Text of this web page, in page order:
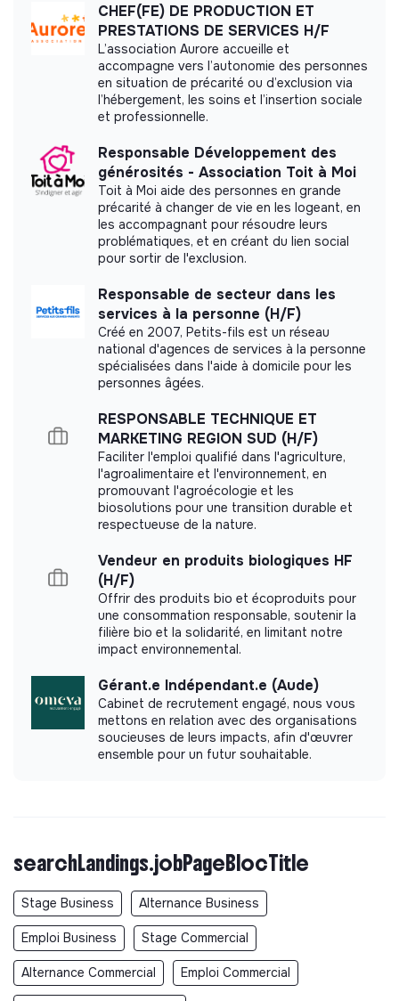
Labels and certifications
Accompagné par Antropia ESSEC
Documents
Did not yet add a transparency document.
CHEF(FE) DE PRODUCTION ET
PRESTATIONS DE SERVICES H/F
L’association Aurore accueille et
accompagne vers l’autonomie des personnes
en situation de précarité ou d’exclusion via
l’hébergement, les soins et l’insertion sociale
et professionnelle.
Responsable Développement des
générosités - Association Toit à Moi
Toit à Moi aide des personnes en grande
précarité à changer de vie en les logeant, en
les accompagnant pour résoudre leurs
problématiques, et en créant du lien social
pour sortir de l'exclusion.
Responsable de secteur dans les
services à la personne (H/F)
Créé en 2007, Petits-fils est un réseau
national d'agences de services à la personne
spécialisées dans l'aide à domicile pour les
personnes âgées.
RESPONSABLE TECHNIQUE ET
MARKETING REGION SUD (H/F)
Faciliter l'emploi qualifié dans l'agriculture,
l'agroalimentaire et l'environnement, en
promouvant l'agroécologie et les
biosolutions pour une transition durable et
respectueuse de la nature.
Vendeur en produits biologiques HF
(H/F)
Offrir des produits bio et écoproduits pour
une consommation responsable, soutenir la
filière bio et la solidarité, en limitant notre
impact environnemental.
Gérant.e Indépendant.e (Aude)
Cabinet de recrutement engagé, nous vous
mettons en relation avec des organisations
soucieuses de leurs impacts, afin d'œuvrer
ensemble pour un futur souhaitable.
searchLandings.jobPageBlocTitle
Stage Business Alternance Business
Emploi Business Stage Commercial
Alternance Commercial Emploi Commercial